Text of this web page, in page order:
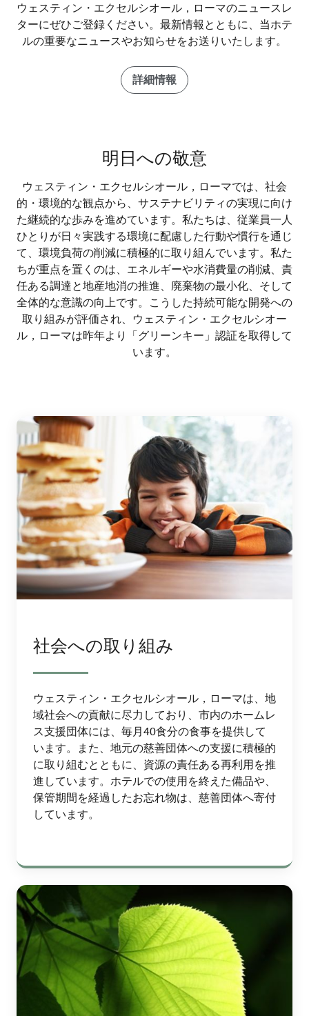
ウェスティン・エクセルシオール，ローマのニュースレ
ターにぜひご登録ください。最新情報とともに、当ホテ
ルの重要なニュースやお知らせをお送りいたします。
詳細情報
明日への敬意
ウェスティン・エクセルシオール，ローマでは、社会
的・環境的な観点から、サステナビリティの実現に向け
た継続的な歩みを進めています。私たちは、従業員一人
ひとりが日々実践する環境に配慮した行動や慣行を通じ
て、環境負荷の削減に積極的に取り組んでいます。私た
ちが重点を置くのは、エネルギーや水消費量の削減、責
任ある調達と地産地消の推進、廃棄物の最小化、そして
全体的な意識の向上です。こうした持続可能な開発への
取り組みが評価され、ウェスティン・エクセルシオー
ル，ローマは昨年より「グリーンキー」認証を取得して
います。
社会への取り組み
ウェスティン・エクセルシオール，ローマは、地
域社会への貢献に尽力しており、市内のホームレ
ス支援団体には、毎月40食分の食事を提供して
います。また、地元の慈善団体への支援に積極的
に取り組むとともに、資源の責任ある再利用を推
進しています。ホテルでの使用を終えた備品や、
保管期間を経過したお忘れ物は、慈善団体へ寄付
しています。